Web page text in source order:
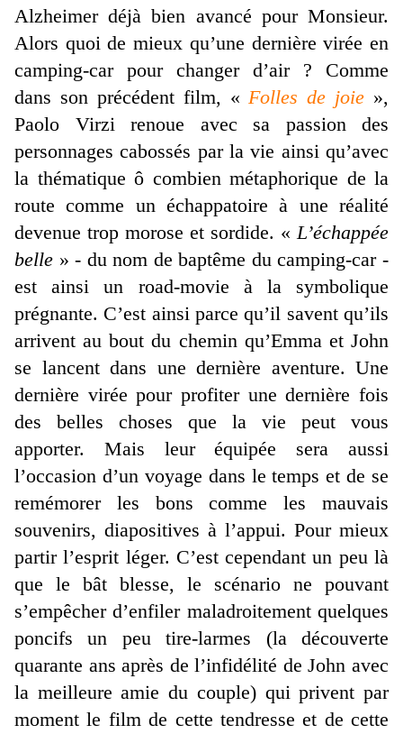
Alzheimer déjà bien avancé pour Monsieur.
Alors quoi de mieux qu’une dernière virée en
camping-car pour changer d’air ? Comme
dans son précédent film, «Folles de joie »,
Paolo Virzi renoue avec sa passion des
personnages cabossés par la vie ainsi qu’avec
la thématique ô combien métaphorique de la
route comme un échappatoire à une réalité
devenue trop morose et sordide. «L’échappée
belle » - du nom de baptême du camping-car -
est ainsi un road-movie à la symbolique
prégnante. C’est ainsi parce qu’il savent qu’ils
arrivent au bout du chemin qu’Emma et John
se lancent dans une dernière aventure. Une
dernière virée pour profiter une dernière fois
des belles choses que la vie peut vous
apporter. Mais leur équipée sera aussi
l’occasion d’un voyage dans le temps et de se
remémorer les bons comme les mauvais
souvenirs, diapositives à l’appui. Pour mieux
partir l’esprit léger. C’est cependant un peu là
que le bât blesse, le scénario ne pouvant
s’empêcher d’enfiler maladroitement quelques
poncifs un peu tire-larmes (la découverte
quarante ans après de l’infidélité de John avec
la meilleure amie du couple) qui privent par
moment le film de cette tendresse et de cette